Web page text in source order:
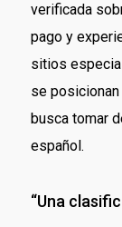
verificada
pago y
sitios
se
busca tomar
español.
“Una